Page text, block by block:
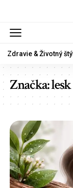
Zdravie & Životný štýl
Značka:lesk